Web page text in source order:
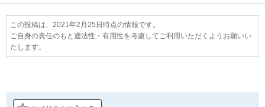
この投稿は、2021年2月25日時点の情報です。
ご自身の責任のもと適法性・有用性を考慮してご利用いただくようお願いい
たします。